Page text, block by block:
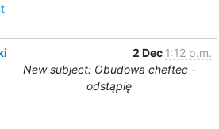
2 Dec 1:12 p.m.
New subject: Obudowa cheftec -
odstąpię